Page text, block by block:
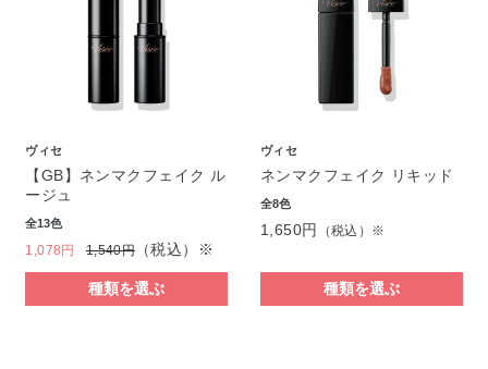
ヴィセ
【GB】ネンマクフェイク ル
ージュ
全13色
1,078円 1,540円 （税込）※
種類を選ぶ
ヴィセ
ネンマクフェイク リキッド
全8色
1,650円 （税込）※
種類を選ぶ